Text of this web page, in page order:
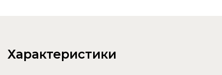
Характеристики